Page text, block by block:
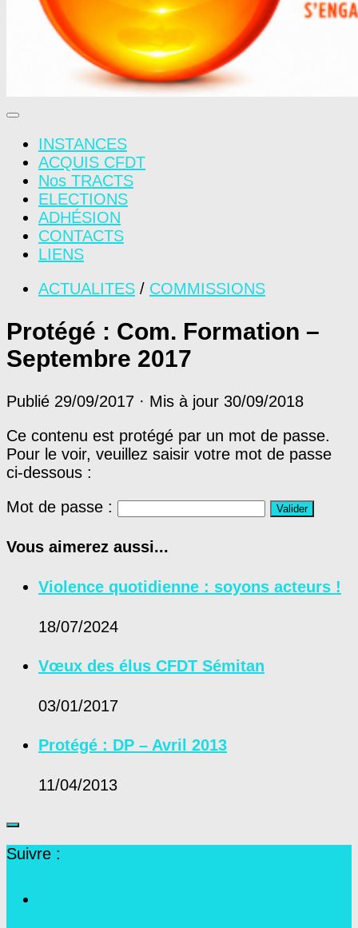
INSTANCES
ACQUIS CFDT
Nos TRACTS
ELECTIONS
ADHÉSION
CONTACTS
LIENS
ACTUALITES / COMMISSIONS
Protégé : Com. Formation –
Septembre 2017
Publié 29/09/2017 · Mis à jour 30/09/2018
Ce contenu est protégé par un mot de passe.
Pour le voir, veuillez saisir votre mot de passe
ci-dessous :
Mot de passe :
Vous aimerez aussi...
Violence quotidienne : soyons acteurs !
18/07/2024
Vœux des élus CFDT Sémitan
03/01/2017
Protégé : DP – Avril 2013
11/04/2013
Suivre :